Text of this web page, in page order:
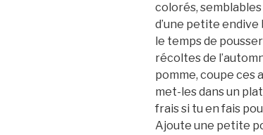
colorés,
d’une petite endive
le temps de
récoltes de
pomme, coupe ces
met-les dans un
frais si tu en fais
Ajoute une petite